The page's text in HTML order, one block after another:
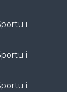
i
i
i